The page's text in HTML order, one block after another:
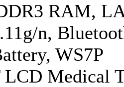
RAM,
n,
WS7P
LCD Medical